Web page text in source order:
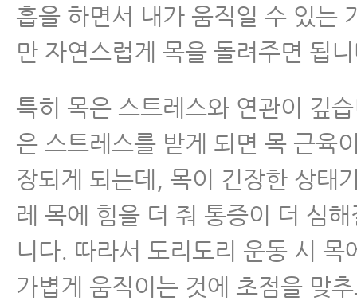
흡을 하면서 내가 움직일 수 있는
만 자연스럽게 목을 돌려주면 됩
특히 목은 스트레스와 연관이 깊
은 스트레스를 받게 되면 목 근육
장되게 되는데, 목이 긴장한 상태
레 목에 힘을 더 줘 통증이 더 심
니다. 따라서 도리도리 운동 시 목
가볍게 움직이는 것에 초점을 맞